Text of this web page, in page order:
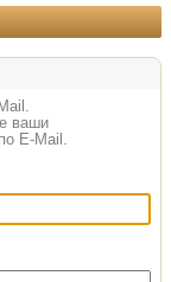
ваши
E-Mail.